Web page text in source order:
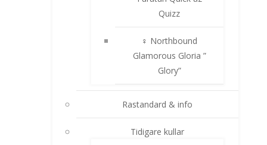
Quizz
♀ Northbound
Glamorous Gloria ”
Glory”
Rastandard & info
Tidigare kullar